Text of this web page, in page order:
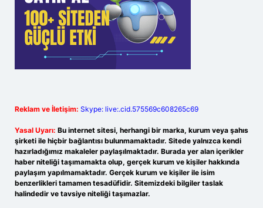
Reklam ve İletişim: Skype: live:.cid.575569c608265c69
Yasal Uyarı: Bu internet sitesi, herhangi bir marka, kurum veya şahıs
şirketi ile hiçbir bağlantısı bulunmamaktadır. Sitede yalnızca kendi
hazırladığımız makaleler paylaşılmaktadır. Burada yer alan içerikler
haber niteliği taşımamakta olup, gerçek kurum ve kişiler hakkında
paylaşım yapılmamaktadır. Gerçek kurum ve kişiler ile isim
benzerlikleri tamamen tesadüfidir. Sitemizdeki bilgiler taslak
halindedir ve tavsiye niteliği taşımazlar.